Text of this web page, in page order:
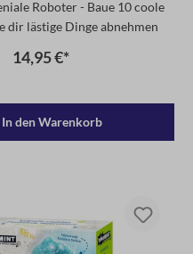
Roboter - Baue 10 coole
dir lästige Dinge abnehmen
14,95 €*
In den Warenkorb